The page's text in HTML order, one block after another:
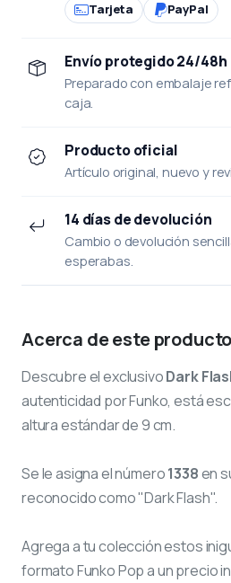
Tarjeta PayPal
Envío protegido 24/48h
Preparado con embalaje
caja.
Producto oficial
Artículo original, nuevo y
14 días de devolución
Cambio o devolución
esperabas.
Acerca de este producto
Descubre el exclusivoDark
autenticidad por Funko, está
altura estándar de 9 cm.
Se le asigna el número1338en
reconocido como "Dark Flash".
Agrega a tu colección estos
formato Funko Pop a un precio